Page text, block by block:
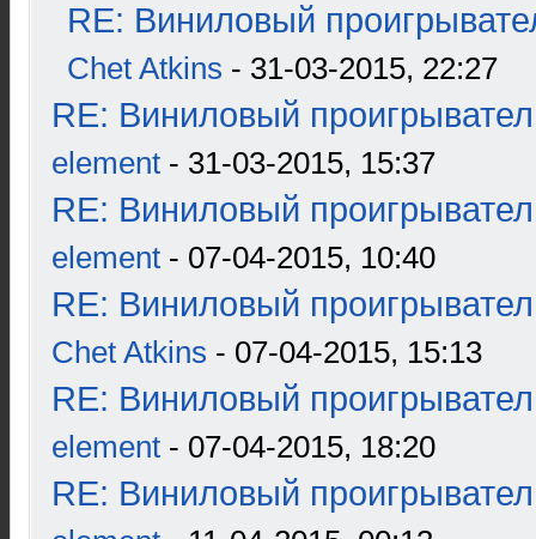
RE: Виниловый
Chet Atkins - 31-03-2015, 22:27
RE: Виниловый
element - 31-03-2015, 15:37
RE: Виниловый
element - 07-04-2015, 10:40
RE: Виниловый
Chet Atkins - 07-04-2015, 15:13
RE: Виниловый
element - 07-04-2015, 18:20
RE: Виниловый